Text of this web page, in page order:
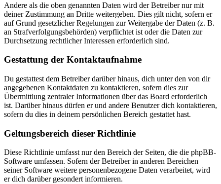
Andere als die oben genannten Daten wird der Betreiber nur mit
deiner Zustimmung an Dritte weitergeben. Dies gilt nicht, sofern er
auf Grund gesetzlicher Regelungen zur Weitergabe der Daten (z. B.
an Strafverfolgungsbehörden) verpflichtet ist oder die Daten zur
Durchsetzung rechtlicher Interessen erforderlich sind.
Gestattung der Kontaktaufnahme
Du gestattest dem Betreiber darüber hinaus, dich unter den von dir
angegebenen Kontaktdaten zu kontaktieren, sofern dies zur
Übermittlung zentraler Informationen über das Board erforderlich
ist. Darüber hinaus dürfen er und andere Benutzer dich kontaktieren,
sofern du dies in deinem persönlichen Bereich gestattet hast.
Geltungsbereich dieser Richtlinie
Diese Richtlinie umfasst nur den Bereich der Seiten, die die phpBB-
Software umfassen. Sofern der Betreiber in anderen Bereichen
seiner Software weitere personenbezogene Daten verarbeitet, wird
er dich darüber gesondert informieren.